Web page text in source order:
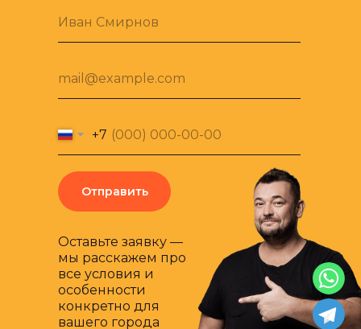
Иван Смирнов
mail@example.com
+7
Отправить
Оставьте заявку —
мы расскажем про
все условия и
особенности
конкретно для
вашего города